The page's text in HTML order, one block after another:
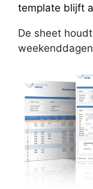
template blijft
De sheet